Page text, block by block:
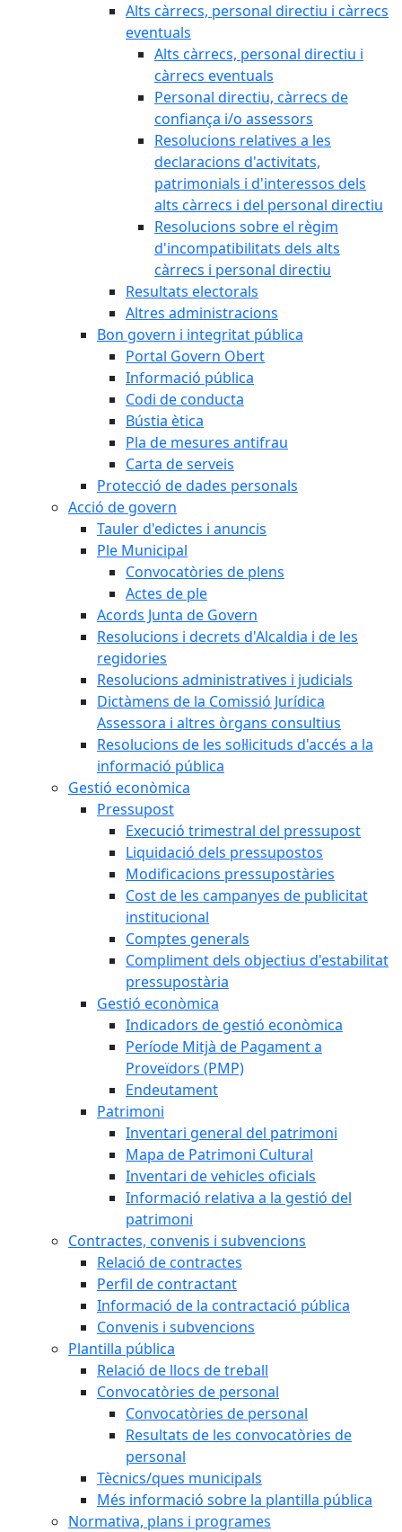
Alts càrrecs, personal directiu i càrrecs
eventuals
Alts càrrecs, personal directiu i
càrrecs eventuals
Personal directiu, càrrecs de
confiança i/o assessors
Resolucions relatives a les
declaracions d'activitats,
patrimonials i d'interessos dels
alts càrrecs i del personal directiu
Resolucions sobre el règim
d'incompatibilitats dels alts
càrrecs i personal directiu
Resultats electorals
Altres administracions
Bon govern i integritat pública
Portal Govern Obert
Informació pública
Codi de conducta
Bústia ètica
Pla de mesures antifrau
Carta de serveis
Protecció de dades personals
Acció de govern
Tauler d'edictes i anuncis
Ple Municipal
Convocatòries de plens
Actes de ple
Acords Junta de Govern
Resolucions i decrets d'Alcaldia i de les
regidories
Resolucions administratives i judicials
Dictàmens de la Comissió Jurídica
Assessora i altres òrgans consultius
Resolucions de les sol·licituds d'accés a la
informació pública
Gestió econòmica
Pressupost
Execució trimestral del pressupost
Liquidació dels pressupostos
Modificacions pressupostàries
Cost de les campanyes de publicitat
institucional
Comptes generals
Compliment dels objectius d'estabilitat
pressupostària
Gestió econòmica
Indicadors de gestió econòmica
Període Mitjà de Pagament a
Proveïdors (PMP)
Endeutament
Patrimoni
Inventari general del patrimoni
Mapa de Patrimoni Cultural
Inventari de vehicles oficials
Informació relativa a la gestió del
patrimoni
Contractes, convenis i subvencions
Relació de contractes
Perfil de contractant
Informació de la contractació pública
Convenis i subvencions
Plantilla pública
Relació de llocs de treball
Convocatòries de personal
Convocatòries de personal
Resultats de les convocatòries de
personal
Tècnics/ques municipals
Més informació sobre la plantilla pública
Normativa, plans i programes